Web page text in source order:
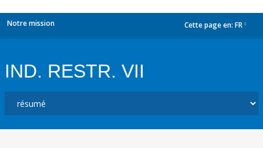
Notre mission Cette page en: FR
IND. RESTR. VII